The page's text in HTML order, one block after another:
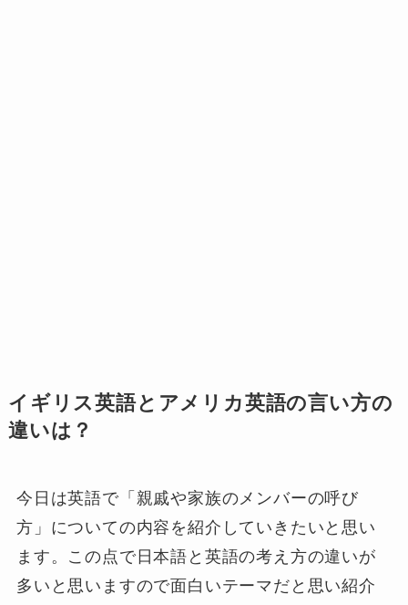
イギリス英語とアメリカ英語の言い方の
違いは？
今日は英語で「親戚や家族のメンバーの呼び
方」についての内容を紹介していきたいと思い
ます。この点で日本語と英語の考え方の違いが
多いと思いますので面白いテーマだと思い紹介